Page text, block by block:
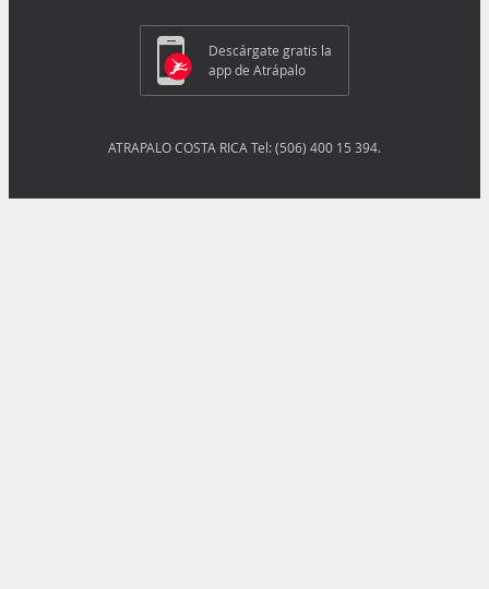
Descárgate gratis la
app de Atrápalo
ATRAPALO COSTA RICA Tel: (506) 400 15 394.